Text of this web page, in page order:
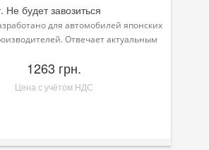
масло
программа
жидкости
Не будет завозиться
для автомобилей японских
Отвечает актуальным
1263 грн.
Цена с учётом НДС